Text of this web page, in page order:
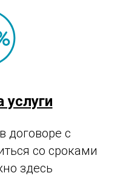
услуги
договоре с
со сроками
здесь